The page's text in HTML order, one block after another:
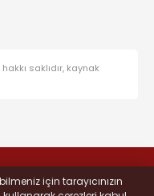
saklıdır, kaynak
için tarayıcınızın